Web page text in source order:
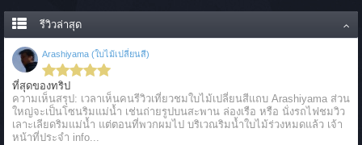
รีวิวล่าสุด
Arashiyama (ใบไม้เปลี่ยนสี)
ที่สุดของทริป
ความเห็นสรุป: เวลาเห็นคนรีวิวเที่ยวชมใบไม้เปลี่ยนสีแถบ Arashiyama ส่วน
ใหญ่จะเป็นโซนริมแม่น้ำ เช่นถ่ายรูปบนสะพาน ล่องเรือ หรือ นั่งรถไฟชมวิว
เลาะเลียดริมแม่น้ำ แต่ตอนที่พวกผมไป บริเวณริมน้ำใบไม้ร่วงหมดแล้ว เจ้า
หน้าที่ประจำ info...